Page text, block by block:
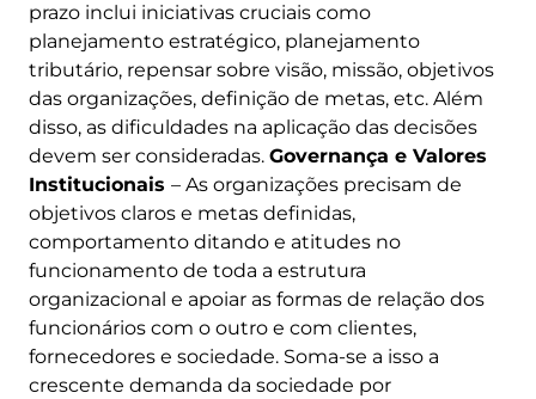
prazo inclui iniciativas cruciais como
planejamento estratégico, planejamento
tributário, repensar sobre visão, missão, objetivos
das organizações, definição de metas, etc. Além
disso, as dificuldades na aplicação das decisões
devem ser consideradas. Governança e Valores
Institucionais – As organizações precisam de
objetivos claros e metas definidas,
comportamento ditando e atitudes no
funcionamento de toda a estrutura
organizacional e apoiar as formas de relação dos
funcionários com o outro e com clientes,
fornecedores e sociedade. Soma-se a isso a
crescente demanda da sociedade por